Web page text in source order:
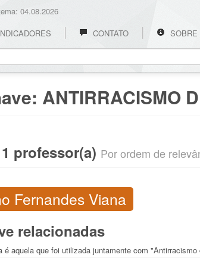
04.08.2026
CONTATO SOBRE
ANTIRRACISMO
professor(a) Por ordem de
Fernandes Viana
relacionadas
é aquela que foi utilizada juntamente com "Antirracismo